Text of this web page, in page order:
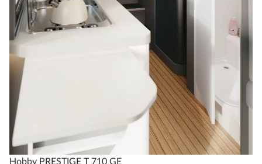
Hobby PRESTIGE T 710 GE